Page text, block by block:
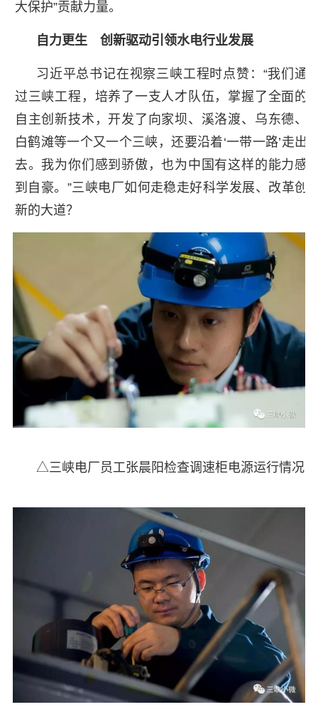
大保护”贡献力量。
自力更生 创新驱动引领水电行业发展
习近平总书记在视察三峡工程时点赞：“我们通
过三峡工程，培养了一支人才队伍，掌握了全面的
自主创新技术，开发了向家坝、溪洛渡、乌东德、
白鹤滩等一个又一个三峡，还要沿着‘一带一路’走出
去。我为你们感到骄傲，也为中国有这样的能力感
到自豪。”三峡电厂如何走稳走好科学发展、改革创
新的大道？
△三峡电厂员工张晨阳检查调速柜电源运行情况